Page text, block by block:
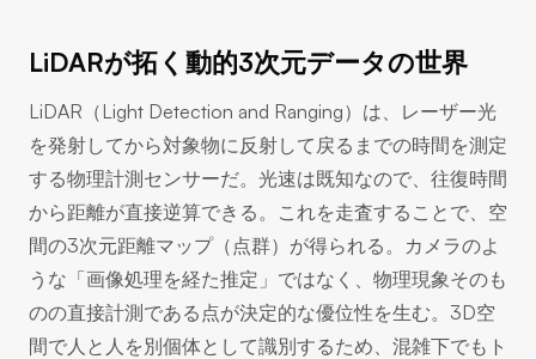
LiDARが拓く動的3次元データの世界
LiDAR（Light Detection and Ranging）は、レーザー光
を発射してから対象物に反射して戻るまでの時間を測定
する物理計測センサーだ。光速は既知なので、往復時間
から距離が直接逆算できる。これを走査することで、空
間の3次元距離マップ（点群）が得られる。カメラのよ
うな「画像処理を経た推定」ではなく、物理現象そのも
のの直接計測である点が決定的な優位性を生む。3D空
間で人と人を別個体として識別するため、混雑下でもト